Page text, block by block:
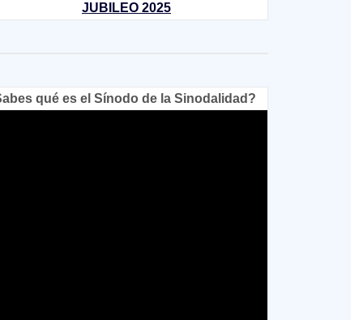
JUBILEO 2025
qué es el Sínodo de la Sinodalidad?